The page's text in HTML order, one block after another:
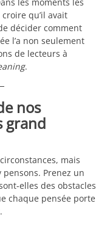
les moments les
qu’il avait
décider comment
l’a non seulement
de lecteurs à
.
nos
grand
mais
Prenez un
elles des obstacles
chaque pensée porte